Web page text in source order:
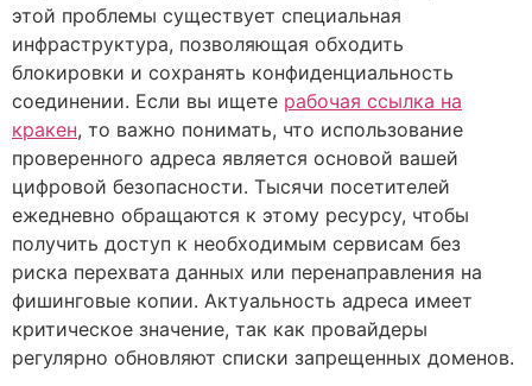
этой проблемы существует специальная
инфраструктура, позволяющая обходить
блокировки и сохранять конфиденциальность
соединении. Если вы ищете рабочая ссылка на
кракен, то важно понимать, что использование
проверенного адреса является основой вашей
цифровой безопасности. Тысячи посетителей
ежедневно обращаются к этому ресурсу, чтобы
получить доступ к необходимым сервисам без
риска перехвата данных или перенаправления на
фишинговые копии. Актуальность адреса имеет
критическое значение, так как провайдеры
регулярно обновляют списки запрещенных доменов.